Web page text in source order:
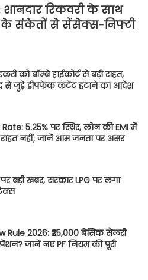
शानदार रिकवरी के साथ
के संकेतों से सेंसेक्स-निफ्टी
को बॉम्बे हाईकोर्ट से बड़ी राहत,
से जुड़े डीपफेक कंटेंट हटाने का आदेश
Rate: 5.25% पर स्थिर, लोन की EMI में
नहीं; जानें आम जनता पर असर
बड़ी खबर, सरकार LPG पर लगा
Rule 2026: ₹25,000 बेसिक सैलरी
जानें नए PF नियम की पूरी